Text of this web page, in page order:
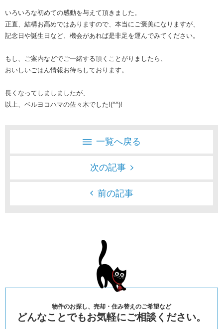
いろいろな初めての感動を与えて頂きました。
正直、結構お高めではありますので、本当にご褒美になりますが、
記念日や誕生日など、機会があれば是非足を運んでみてください。
もし、ご案内などでご一緒する頂くことがりましたら、
おいしいごはん情報お待ちしております。
長くなってしましましたが、
以上、ベルヨコハマの佐々木でした!(^^)!
一覧へ戻る
次の記事
前の記事
物件のお探し、売却・住み替えのご希望など
どんなことでもお気軽にご相談ください。